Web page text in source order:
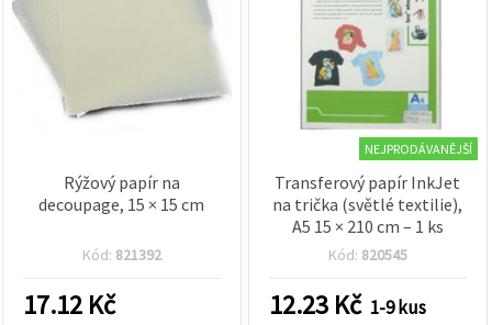
Rýžový papír na
decoupage, 15 × 15 cm
Kód: 821392
17.12 Kč
NEJPRODÁVANĚJŠÍ
Transferový papír InkJet
na trička (světlé textilie),
A5 15 × 210 cm – 1 ks
Kód: 820545
12.23 Kč 1-9 kus